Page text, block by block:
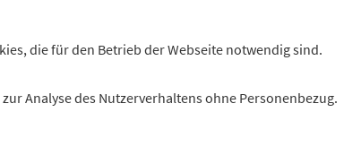
Schließfächer: Die VR Bank im
ihre Hauptgeschäftsstelle in Weißenburg
die für den Betrieb der Webseite notwendig sind.
Analyse des Nutzerverhaltens ohne Personenbezug.